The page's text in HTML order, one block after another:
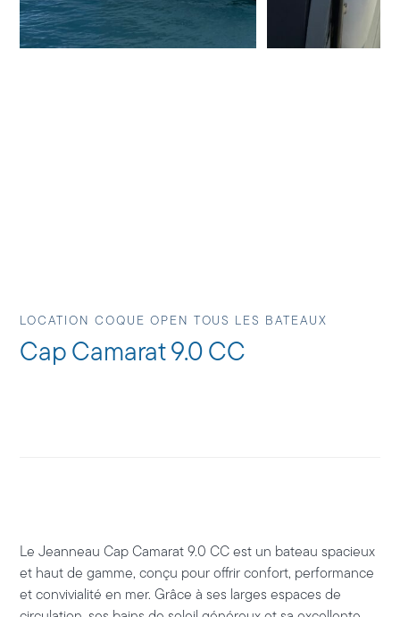
LOCATION COQUE OPEN TOUS LES BATEAUX
Cap Camarat 9.0 CC
LeJeanneau Cap Camarat 9.0 CCest un bateau spacieux
et haut de gamme, conçu pour offrir confort, performance
et convivialité en mer. Grâce à ses larges espaces de